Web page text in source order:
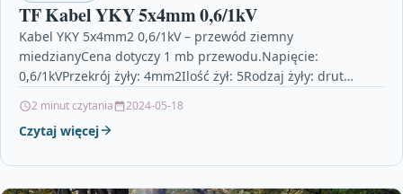
TF Kabel YKY 5x4mm 0,6/1kV
Kabel YKY 5x4mm2 0,6/1kV – przewód ziemny
miedzianyCena dotyczy 1 mb przewodu.Napięcie:
0,6/1kVPrzekrój żyły: 4mm2Ilość żył: 5Rodzaj żyły: drut
5x4mm2Zastosowanie:…
2 minut czytania 2024-05-18
Czytaj więcej